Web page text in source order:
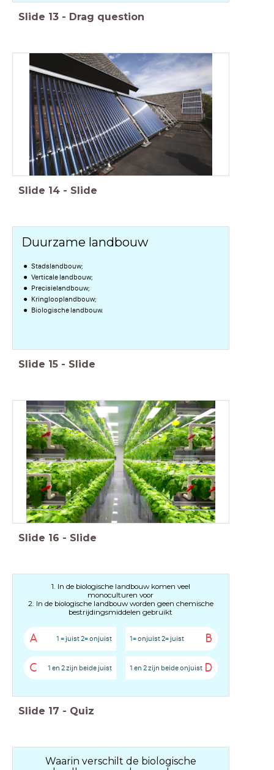
Slide 13 - Drag question
Slide 14 - Slide
Duurzame landbouw
Stadslandbouw;
Verticale landbouw;
Precisielandbouw;
Kringlooplandbouw;
Biologische landbouw.
Slide 15 - Slide
Slide 16 - Slide
1. In de biologische landbouw komen veel
monoculturen voor
2. In de biologische landbouw worden geen chemische
bestrijdingsmiddelen gebruikt
A 1 = juist 2= onjuist B
1= onjuist 2= juist
C 1 en 2 zijn beide juist D
1 en 2 zijn beide onjuist
Slide 17 - Quiz
Waarin verschilt de biologische